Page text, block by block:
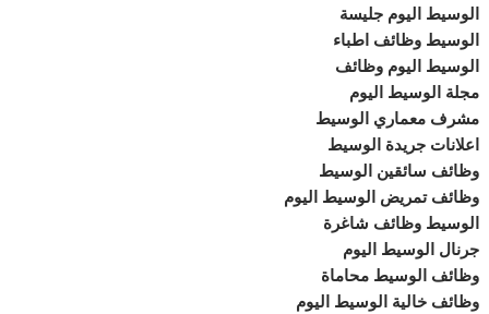
الوسيط اليوم جليسة
الوسيط وظائف اطباء
الوسيط اليوم وظائف
مجلة الوسيط اليوم
مشرف معماري الوسيط
اعلانات جريدة الوسيط
وظائف سائقين الوسيط
وظائف تمريض الوسيط اليوم
الوسيط وظائف شاغرة
جرنال الوسيط اليوم
وظائف الوسيط محاماة
وظائف خالية الوسيط اليوم